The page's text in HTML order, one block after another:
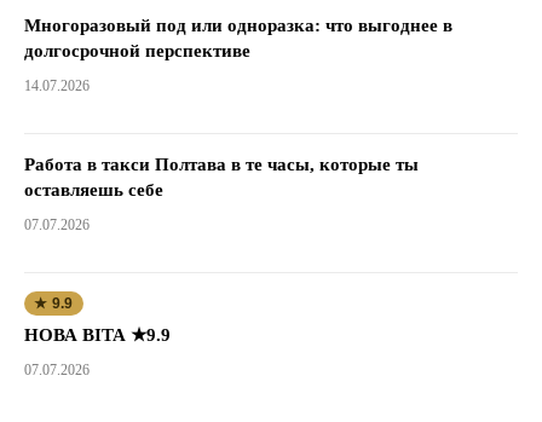
Многоразовый под или одноразка: что выгоднее в
долгосрочной перспективе
14.07.2026
Работа в такси Полтава в те часы, которые ты
оставляешь себе
07.07.2026
★ 9.9
НОВА ВІТА ★9.9
07.07.2026